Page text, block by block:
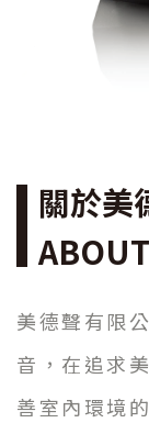
關於美
美德聲有限
音，在追求
善室內環境